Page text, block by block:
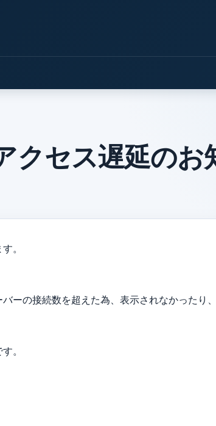
セス遅延のお
。
ーの接続数を超えた為、表示されなかったり
。